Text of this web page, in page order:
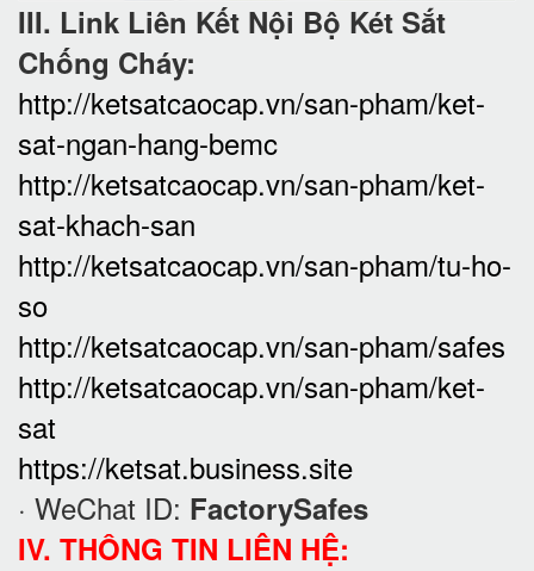
III. Link Liên Kết Nội Bộ Két Sắt
Chống Cháy:
http://ketsatcaocap.vn/san-pham/ket-
sat-ngan-hang-bemc
http://ketsatcaocap.vn/san-pham/ket-
sat-khach-san
http://ketsatcaocap.vn/san-pham/tu-ho-
so
http://ketsatcaocap.vn/san-pham/safes
http://ketsatcaocap.vn/san-pham/ket-
sat
https://ketsat.business.site
· WeChat ID: FactorySafes
IV. THÔNG TIN LIÊN HỆ: